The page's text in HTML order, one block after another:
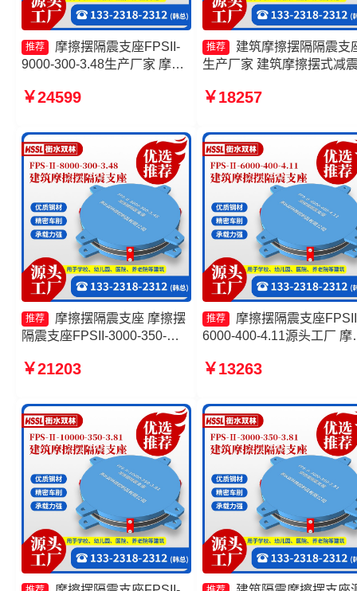
推荐
摩擦摆隔震支座FPSII-
9000-300-3.48生产厂家 摩擦
4.11厂家 摩擦摆隔震支座
厂 建筑摩擦摆隔震支座(FPS)
源头工厂
￥24599
推荐
建筑摩擦摆隔隔震支
生产厂家 建筑摩擦摆式减
10000-400-4.11生产厂家
￥18257
推荐
摩擦摆隔震支座 摩擦摆
隔震支座FPSII-3000-350-
摩擦摆隔震支座FPSII-9000-
￥21203
推荐
摩擦摆隔震支座
6000-400-4.11源头工厂 摩
摩擦摆隔震支座FPS-Ⅱ-
座FJZQZ9000GD厂家
￥13263